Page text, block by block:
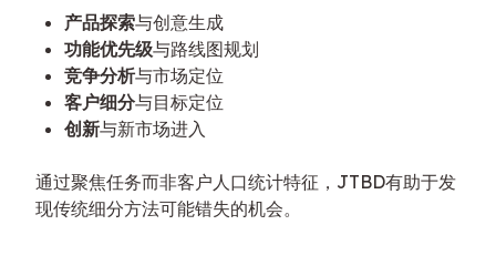
产品探索与创意生成
功能优先级与路线图规划
竞争分析与市场定位
客户细分与目标定位
创新与新市场进入
通过聚焦任务而非客户人口统计特征，JTBD有助于发
现传统细分方法可能错失的机会。